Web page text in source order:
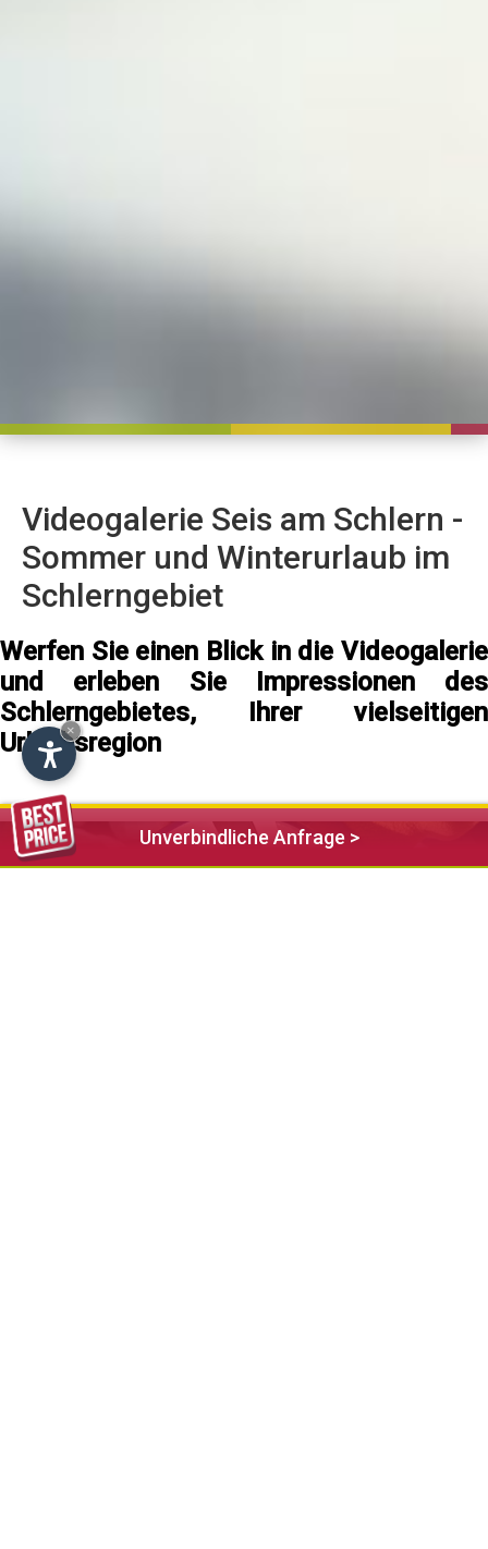
Videogalerie Seis am Schlern -
Sommer und Winterurlaub im
Schlerngebiet
Werfen Sie einen Blick in die Videogalerie
und erleben Sie Impressionen des
Schlerngebietes, Ihrer vielseitigen
Urlaubsregion
Unverbindliche Anfrage >
×